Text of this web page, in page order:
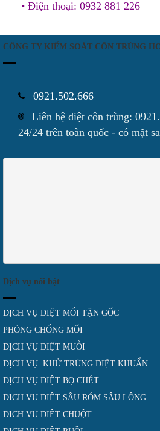
• Điện thoại: 0932 881 226
CÔNG TY KIỂM SOÁT CÔN TRÙNG
0921.502.666
Liên hệ diệt côn trùng:
24/24 trên toàn quốc - có mặt
Dịch vụ nổi bật
DỊCH VỤ DIỆT MỐI TẬN GỐC
PHÒNG CHỐNG MỐI
DỊCH VỤ DIỆT MUỖI
DỊCH VỤ KHỬ TRÙNG DIỆT KHUẨN
DỊCH VỤ DIỆT BỌ CHÉT
DỊCH VỤ DIỆT SÂU RÓM SÂU LÔNG
DỊCH VỤ DIỆT CHUỘT